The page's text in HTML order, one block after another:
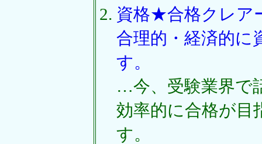
資格★合格クレア
合理的・経済的に
す。
…今、受験業界で
効率的に合格が目
す。